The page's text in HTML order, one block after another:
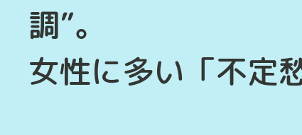
調”。
女性に多い「不定